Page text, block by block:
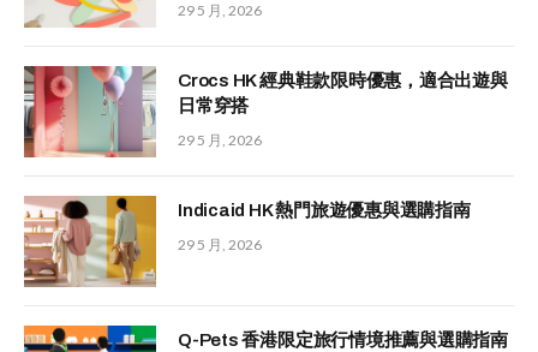
29 5 月, 2026
Crocs HK 經典鞋款限時優惠，適合出遊與
日常穿搭
29 5 月, 2026
Indicaid HK 熱門旅遊優惠與選購指南
29 5 月, 2026
Q-Pets 香港限定旅行情境推薦與選購指南